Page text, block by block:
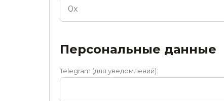
Персональные данные
Telegram (для уведомлений):